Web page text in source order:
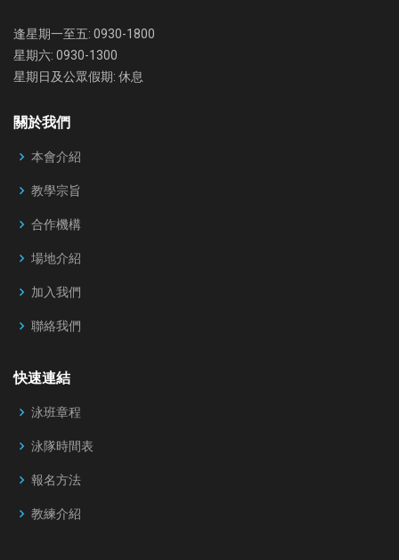
逢星期一至五: 0930-1800
星期六: 0930-1300
星期日及公眾假期: 休息
關於我們
本會介紹
教學宗旨
合作機構
場地介紹
加入我們
聯絡我們
快速連結
泳班章程
泳隊時間表
報名方法
教練介紹